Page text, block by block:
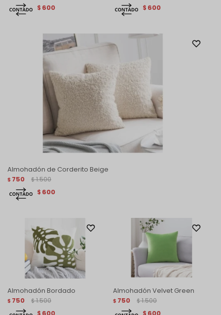
$ 600 $ 600
Almohadón de Corderito Beige
$ 750 $ 1.500
$ 600
Almohadón Bordado
$ 750 $ 1.500
Almohadón Velvet Green
$ 750 $ 1.500